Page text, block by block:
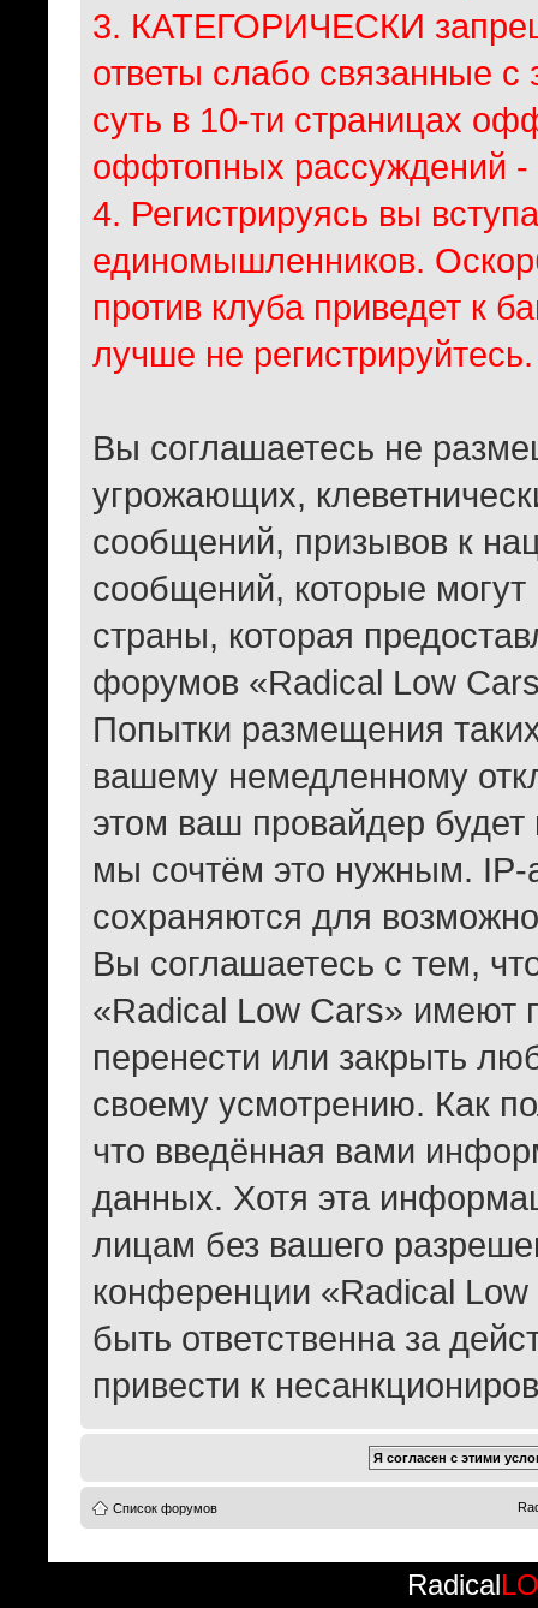
3. КАТЕГОРИЧЕСКИ
ответы слабо связанные с
суть в 10-ти страницах
оффтопных рассуждений -
4. Регистрируясь вы
единомышленников.
против клуба приведет к
лучше не регистрируйтесь.
Вы соглашаетесь не
угрожающих,
сообщений, призывов к
сообщений, которые
страны, которая
форумов «Radical Low
Попытки размещения
вашему немедленному
этом ваш провайдер будет
мы сочтём это нужным.
сохраняются для
Вы соглашаетесь с тем,
«Radical Low Cars» имеют
перенести или закрыть
своему усмотрению. Как
что введённая вами
данных. Хотя эта
лицам без вашего
конференции «Radical
быть ответственна за
привести к
Список форумов
Radical